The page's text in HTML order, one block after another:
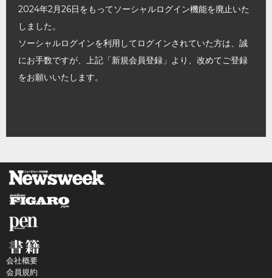
2024年2月26日をもってソーシャルログイン機能を廃止いた
しました。
ソーシャルログインを利用してログインされていた方は、誠
にお手数ですが、上記「新規会員登録」より、改めてご登録
をお願いいたします。
会社概要
会員規約